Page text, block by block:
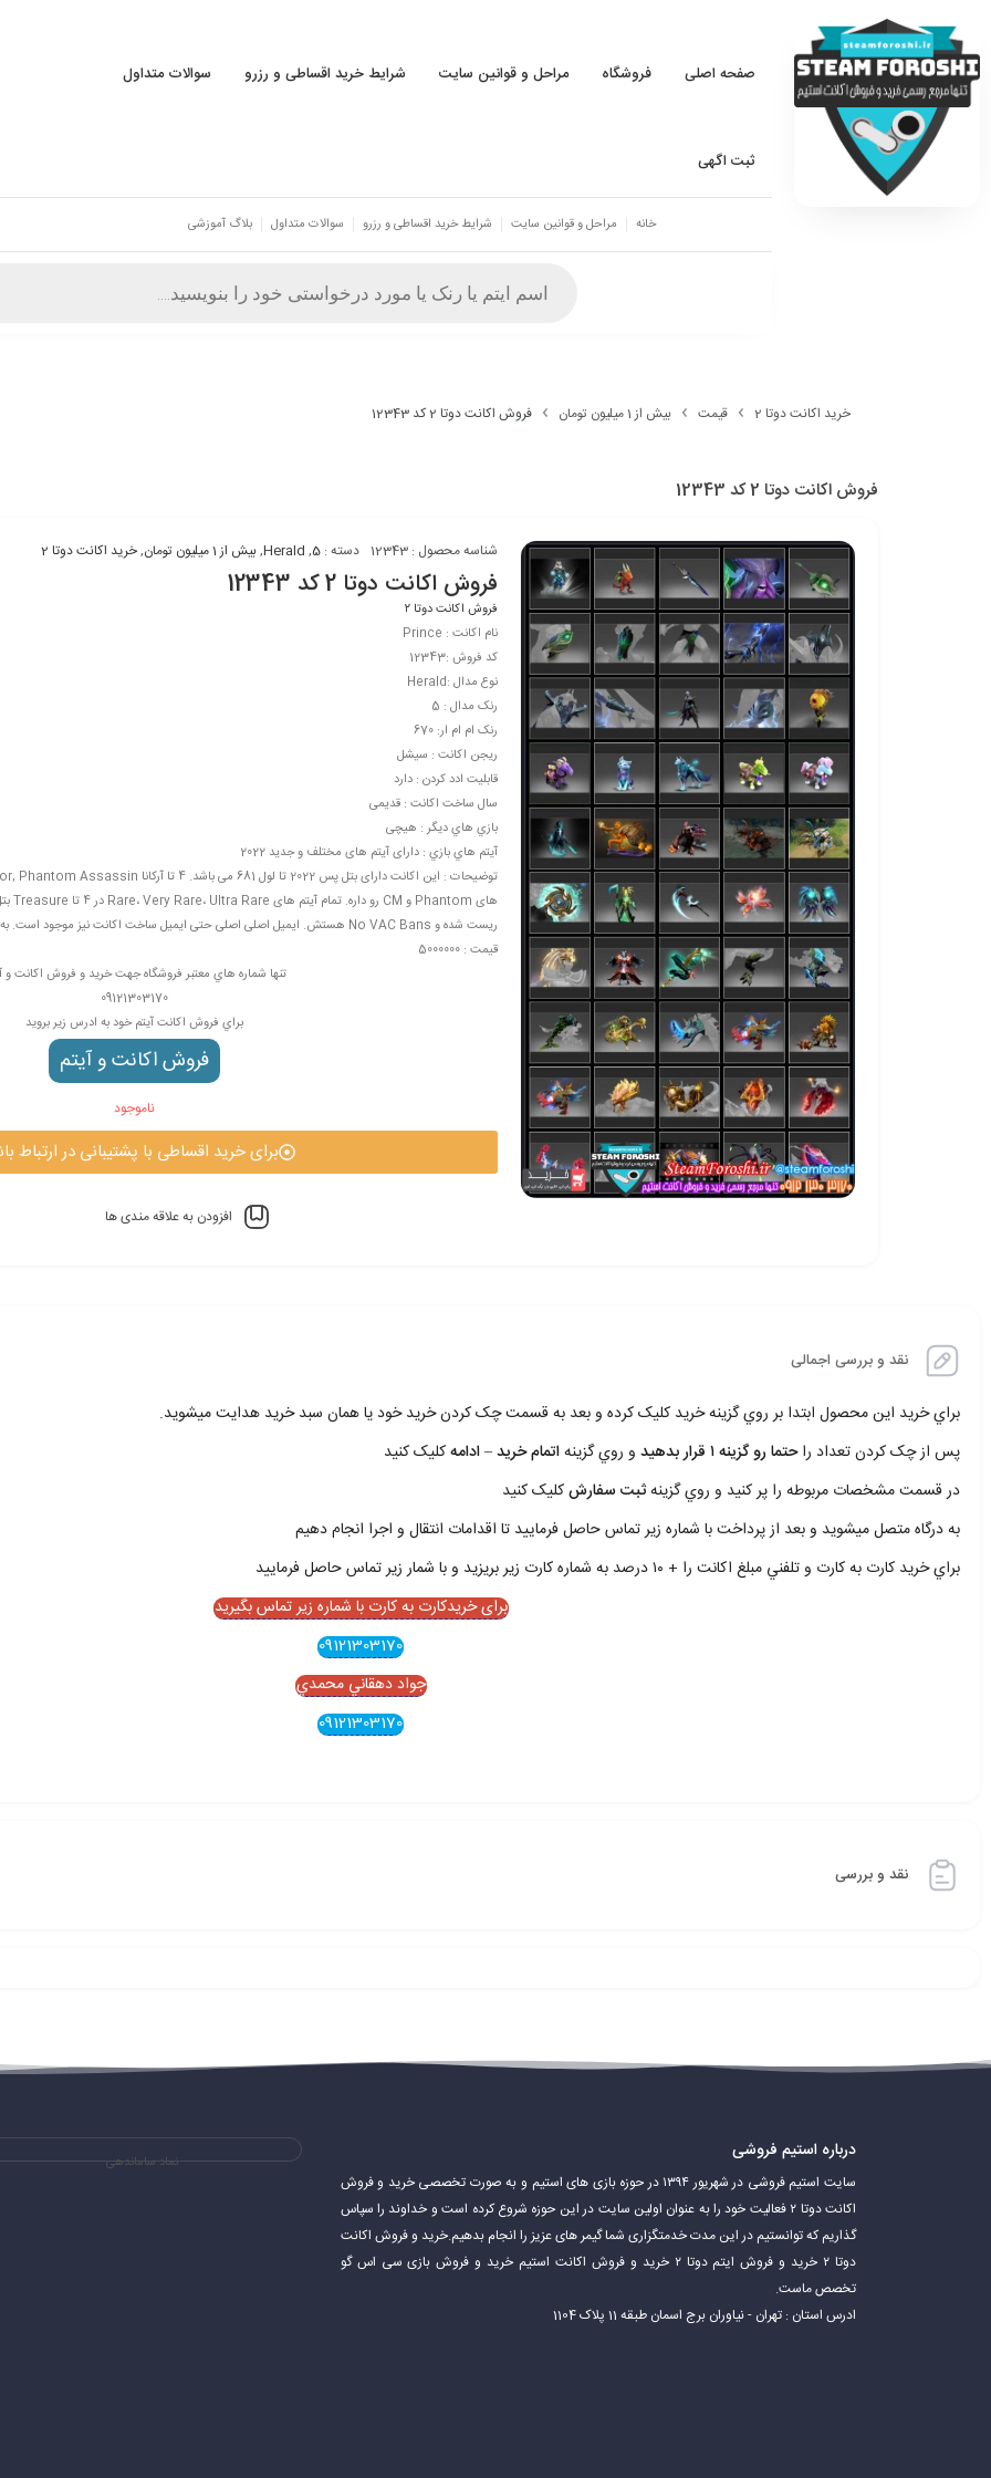
صفحه اصلی فروشگاه مراحل و قوانین سایت شرایط خرید اقساطی و رزرو سوالات متداول
ثبت اگهی
خانه مراحل و قوانین سایت شرایط خرید اقساطی و رزرو سوالات متداول بلاگ آموزشی
خرید اکانت دوتا 2 قیمت بیش از 1 میلیون تومان فروش اکانت دوتا 2 کد 12343
فروش اکانت دوتا 2 کد 12343
شناسه محصول :12343 دسته :5
,
Herald
,بیش از 1 میلیون تومان ,خرید اکانت دوتا 2
فروش اکانت دوتا 2 کد 12343
فروش اکانت دوتا ۲
نام اکانت : Prince
کد فروش :12343
نوع مدال :Herald
رنک مدال : 5
رنک ام ام ار: 670
ریجن اکانت : سیشل
قابليت ادد کردن : دارد
سال ساخت اکانت : قدیمی
بازي هاي ديگر : هیچی
آيتم هاي بازي : دارای آیتم های مختلف و جدید 2022
ریست شده و No VAC Bans هستش. ایمیل اصلی اصلی حتی ایمیل ساخت اکانت نیز موجود است. به خریدار واقعی تخفیف داده می شود
قیمت : 5000000
تنها شماره هاي معتبر فروشگاه جهت خريد و فروش اکانت و
09121303170
براي فروش اکانت آيتم خود به ادرس زير برويد
فروش اکانت و آيتم
ناموجود
برای خرید اقساطی با پشتیبانی در ارتباط
افزودن به علاقه مندی ها
نقد و بررسی اجمالی
براي خريد اين محصول ابتدا بر روي گزينه خريد کليک کرده و بعد به قسمت چک کردن خريد خود يا همان سبد خريد هدايت ميشويد.
پس از چک کردن تعداد راحتما رو گزينه ۱ قرار بدهيد و روي گزينهاتمام خريد – ادامهکليک کنيد
در قسمت مشخصات مربوطه را پر کنيد و روي گزينهثبت سفارشکليک کنيد
به درگاه متصل ميشويد و بعد از پرداخت با شماره زير تماس حاصل فرماييد تا اقدامات انتقال و اجرا انجام دهيم
براي خريد کارت به کارت و تلفني مبلغ اکانت را + ۱۰ درصد به شماره کارت زير بريزيد و با شمار زير تماس حاصل فرماييد
برای خریدکارت به کارت با شماره زیر تماس بگیرید
09121303170
جواد دهقاني محمدي
09121303170
نقد و بررسی
درباره استیم فروشی
سایت استیم فروشی در شهریور ۱۳۹۴ در حوزه بازی های استیم و به صورت تخصصی خرید و فروش
اکانت دوتا ۲ فعالیت خود را به عنوان اولین سایت در این حوزه شروع کرده است و خداوند را سپاس
گذاریم که توانستیم در این مدت خدمتگزاری شما گیمر های عزیز را انجام بدهیم.خرید و فروش اکانت
دوتا ۲ خرید و فروش ایتم دوتا ۲ خرید و فروش اکانت استیم خرید و فروش بازی سی اس گو
تخصص ماست.
ادرس استان : تهران - نیاوران برج اسمان طبقه 11 پلاک 1104
نماد ساماندهی